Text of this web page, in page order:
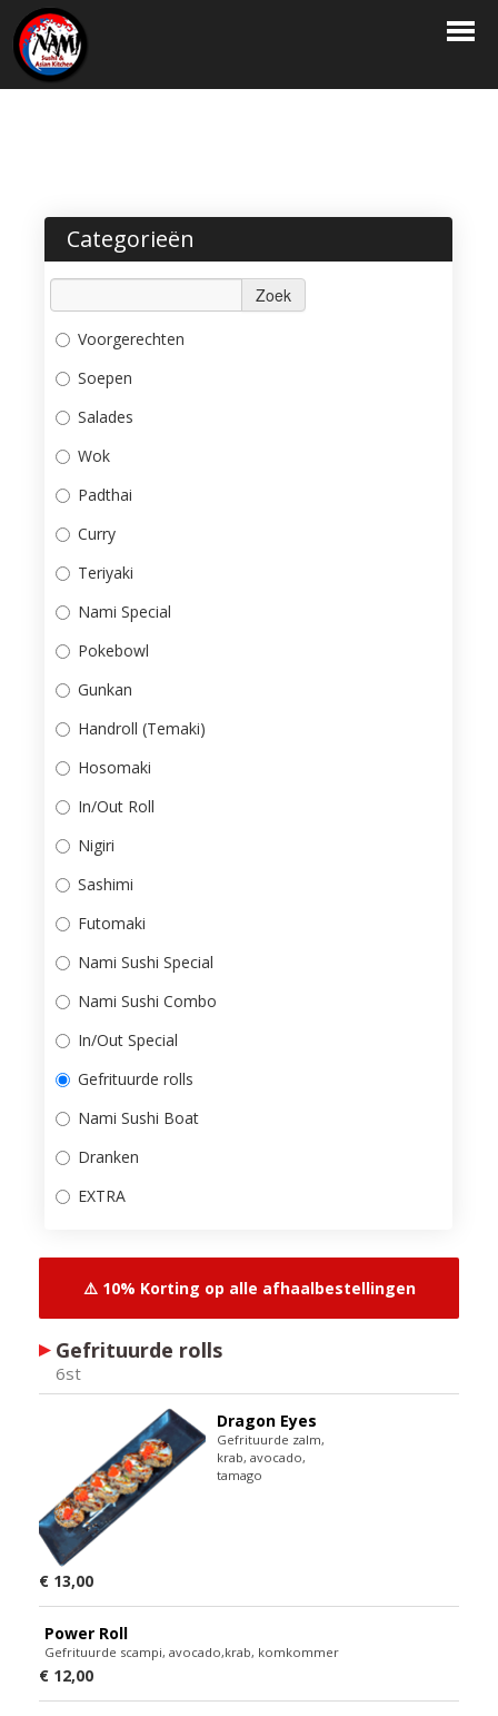
RESERVATIE
LOGIN
Categorieën
Zoek
Voorgerechten
Soepen
Salades
Wok
Padthai
Curry
Teriyaki
Nami Special
Pokebowl
Gunkan
Handroll (Temaki)
Hosomaki
In/Out Roll
Nigiri
Sashimi
Futomaki
Nami Sushi Special
Nami Sushi Combo
In/Out Special
Gefrituurde rolls
Nami Sushi Boat
Dranken
EXTRA
⚠️ 10% Korting op alle afhaalbestellingen
Gefrituurde rolls
6st
Dragon Eyes
Gefrituurde zalm,
krab, avocado,
tamago
€ 13,00
Power Roll
Gefrituurde scampi, avocado,krab, komkommer
€ 12,00